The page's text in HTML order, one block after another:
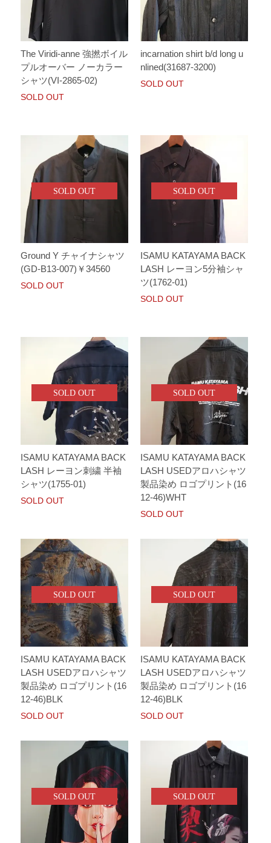
The Viridi-anne 強撚ボイル
プルオーバー ノーカラー
シャツ(VI-2865-02)
SOLD OUT
incarnation shirt b/d long u
nlined(31687-3200)
SOLD OUT
SOLD OUT
Ground Y チャイナシャツ
(GD-B13-007)￥34560
SOLD OUT
SOLD OUT
ISAMU KATAYAMA BACK
LASH レーヨン5分袖シャ
ツ(1762-01)
SOLD OUT
SOLD OUT
ISAMU KATAYAMA BACK
LASH レーヨン刺繍 半袖
シャツ(1755-01)
SOLD OUT
SOLD OUT
ISAMU KATAYAMA BACK
LASH USEDアロハシャツ
製品染め ロゴプリント(16
12-46)WHT
SOLD OUT
SOLD OUT
ISAMU KATAYAMA BACK
LASH USEDアロハシャツ
製品染め ロゴプリント(16
12-46)BLK
SOLD OUT
SOLD OUT
ISAMU KATAYAMA BACK
LASH USEDアロハシャツ
製品染め ロゴプリント(16
12-46)BLK
SOLD OUT
SOLD OUT SOLD OUT